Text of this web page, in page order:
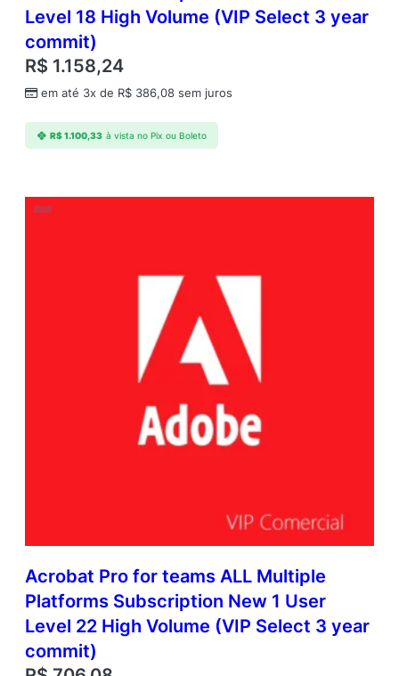
Level 18 High Volume (VIP Select 3 year
commit)
R$ 1.158,24
em até 3x de R$ 386,08 sem juros
R$1.100,33 à vista no Pix ou Boleto
Acrobat Pro for teams ALL Multiple
Platforms Subscription New 1 User
Level 22 High Volume (VIP Select 3 year
commit)